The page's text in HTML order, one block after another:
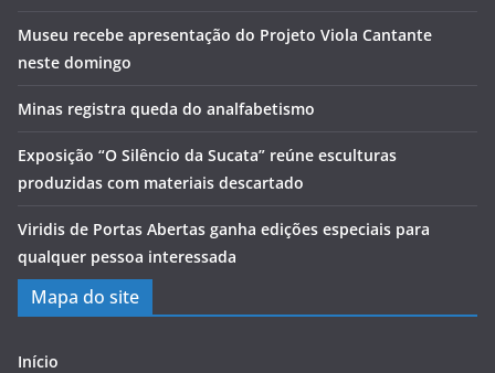
Museu recebe apresentação do Projeto Viola Cantante
neste domingo
Minas registra queda do analfabetismo
Exposição “O Silêncio da Sucata” reúne esculturas
produzidas com materiais descartado
Viridis de Portas Abertas ganha edições especiais para
qualquer pessoa interessada
Mapa do site
Início